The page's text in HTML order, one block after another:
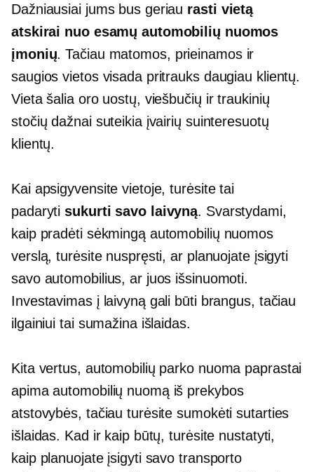
Dažniausiai jums bus geriau rasti vietą
atskirai nuo esamų automobilių nuomos
įmonių. Tačiau matomos, prieinamos ir
saugios vietos visada pritrauks daugiau klientų.
Vieta šalia oro uostų, viešbučių ir traukinių
stočių dažnai suteikia įvairių suinteresuotų
klientų.
Kai apsigyvensite vietoje, turėsite tai
padarytisukurti savo laivyną. Svarstydami,
kaip pradėti sėkmingą automobilių nuomos
verslą, turėsite nuspręsti, ar planuojate įsigyti
savo automobilius, ar juos išsinuomoti.
Investavimas į laivyną gali būti brangus, tačiau
ilgainiui tai sumažina išlaidas.
Kita vertus, automobilių parko nuoma paprastai
apima automobilių nuomą iš prekybos
atstovybės, tačiau turėsite sumokėti sutarties
išlaidas. Kad ir kaip būtų, turėsite nustatyti,
kaip planuojate įsigyti savo transporto